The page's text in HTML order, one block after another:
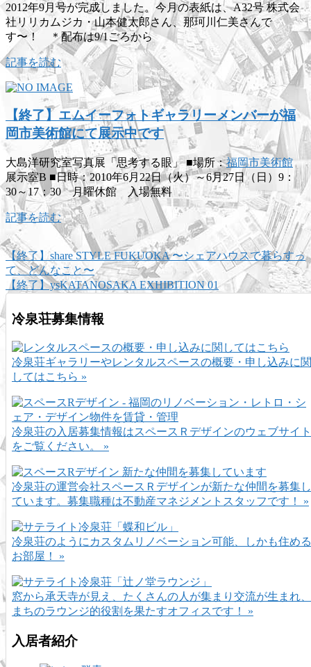
2012年9月号が完成しました。今月の表紙は、A32号 株式会
社リリカムジカ・山本健太郎さん、那珂川仁美さんで
す〜！ ＊配布は9/1ごろから
記事を読む
【終了】エムイーフォトギャラリーメンバーが福
岡市美術館にて展示中です
大島洋研究室写真展「思考する眼」 ■場所：福岡市美術館
展示室B ■日時：2010年6月22日（火）～6月27日（日）9：
30～17：30 月曜休館 入場無料
記事を読む
【終了】share STYLE FUKUOKA 〜シェアハウスで暮らすっ
て、どんなこと〜
【終了】ysKATANOSAKA EXHIBITION 01
冷泉荘募集情報
冷泉荘ギャラリーやレンタルスペースの概要・申し込みに関
してはこちら »
冷泉荘の入居募集情報はスペースＲデザインのウェブサイト
をご覧ください。 »
冷泉荘の運営会社スペースＲデザインが新たな仲間を募集し
ています。募集職種は不動産マネジメントスタッフです！ »
冷泉荘のようにカスタムリノベーション可能、しかも住める
お部屋！ »
窓から承天寺が見え、たくさんの人が集まり交流が生まれ、
まちのラウンジ的役割を果たすオフィスです！ »
入居者紹介